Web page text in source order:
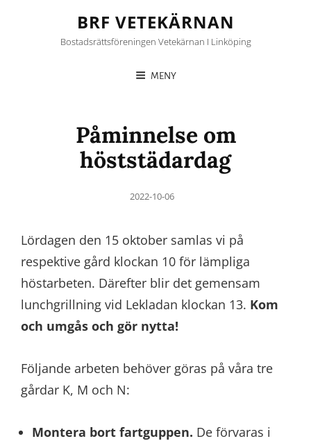
BRF VETEKÄRNAN
Bostadsrättsföreningen Vetekärnan I Linköping
MENY
Påminnelse om
höststädardag
Posted
2022-10-06
Lördagen den 15 oktober samlas vi på
respektive gård klockan 10 för lämpliga
höstarbeten. Därefter blir det gemensam
lunchgrillning vid Lekladan klockan 13. Kom
och umgås och gör nytta!
Följande arbeten behöver göras på våra tre
gårdar K, M och N:
Montera bort fartguppen. De förvaras i